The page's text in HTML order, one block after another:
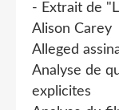
- Extrait de
Alison Carey
Alleged
Analyse de
explicites